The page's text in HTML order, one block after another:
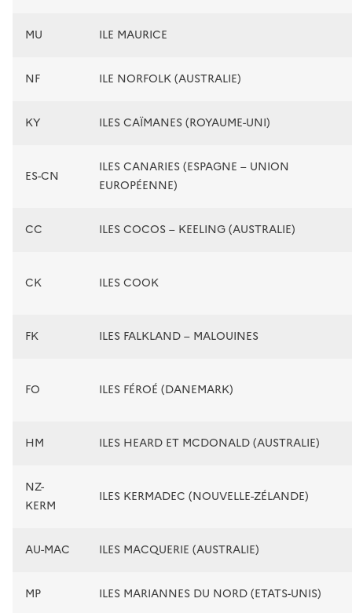
MU ILE MAURICE
NF ILE NORFOLK (AUSTRALIE)
KY ILES CAÏMANES (ROYAUME-UNI)
ES-CN
ILES CANARIES (ESPAGNE – UNION
EUROPÉENNE)
CC ILES COCOS – KEELING (AUSTRALIE)
CK ILES COOK
FK ILES FALKLAND – MALOUINES
FO ILES FÉROÉ (DANEMARK)
HM ILES HEARD ET MCDONALD (AUSTRALIE)
NZ-
KERM
ILES KERMADEC (NOUVELLE-ZÉLANDE)
AU-MAC ILES MACQUERIE (AUSTRALIE)
MP ILES MARIANNES DU NORD (ETATS-UNIS)